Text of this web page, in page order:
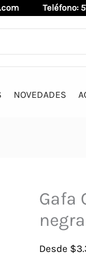
Teléfono:
NOVEDADES
Gafa
Desde $